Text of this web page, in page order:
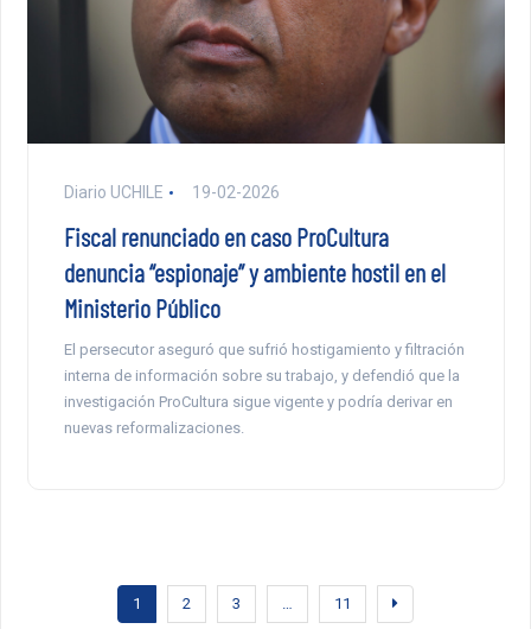
Diario UCHILE 19-02-2026
Fiscal renunciado en caso ProCultura
denuncia “espionaje” y ambiente hostil en el
Ministerio Público
El persecutor aseguró que sufrió hostigamiento y filtración
interna de información sobre su trabajo, y defendió que la
investigación ProCultura sigue vigente y podría derivar en
nuevas reformalizaciones.
1 2 3 … 11